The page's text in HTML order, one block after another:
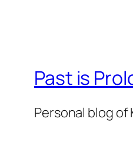
Past is
Personal blog of